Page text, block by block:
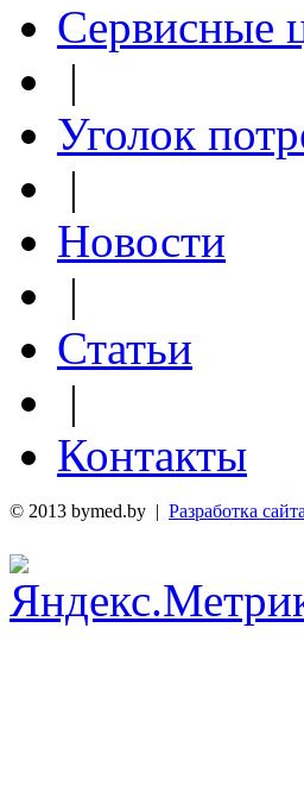
Сервисные
|
Уголок
|
Новости
|
Статьи
|
Контакты
© 2013 bymed.by | Разработка сайта